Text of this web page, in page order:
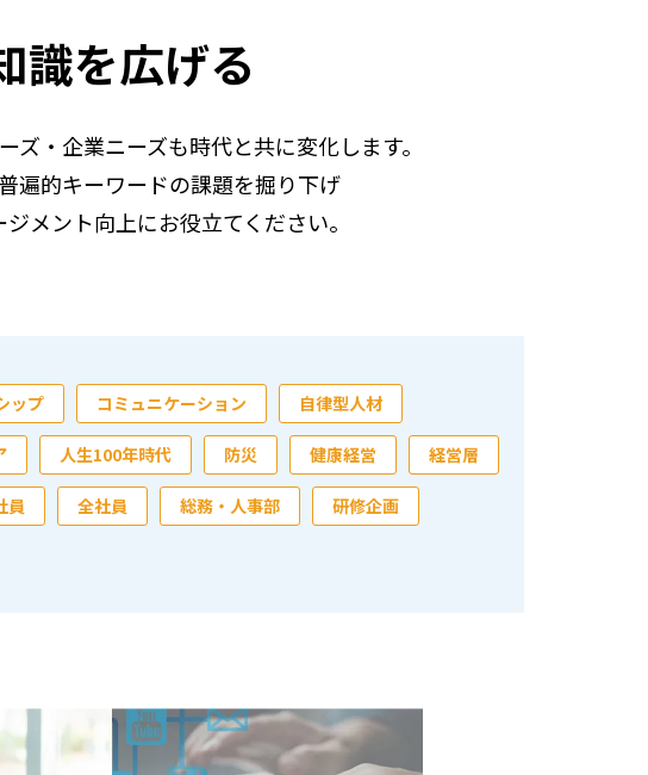
識を広げる
・企業ニーズも時代と共に変化します。
遍的キーワードの課題を掘り下げ
メント向上にお役立てください。
ップ コミュニケーション 自律型人材
人生100年時代 防災 健康経営 経営層
員 全社員 総務・人事部 研修企画